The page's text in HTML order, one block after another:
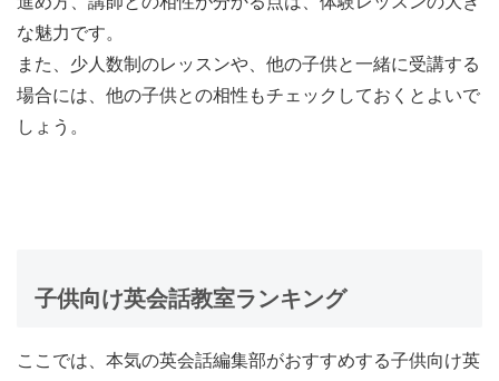
な魅力です。
また、少人数制のレッスンや、他の子供と一緒に受講する
場合には、他の子供との相性もチェックしておくとよいで
しょう。
子供向け英会話教室ランキング
ここでは、本気の英会話編集部がおすすめする子供向け英